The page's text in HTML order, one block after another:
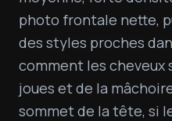
photo frontale nette,
des styles proches
comment les cheveux
joues et de la
sommet de la tête, si